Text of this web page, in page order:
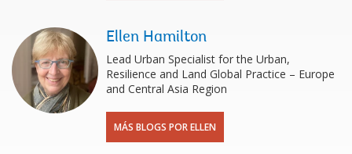
Ellen Hamilton
Lead Urban Specialist for the Urban,
Resilience and Land Global Practice – Europe
and Central Asia Region
MÁS BLOGS POR ELLEN